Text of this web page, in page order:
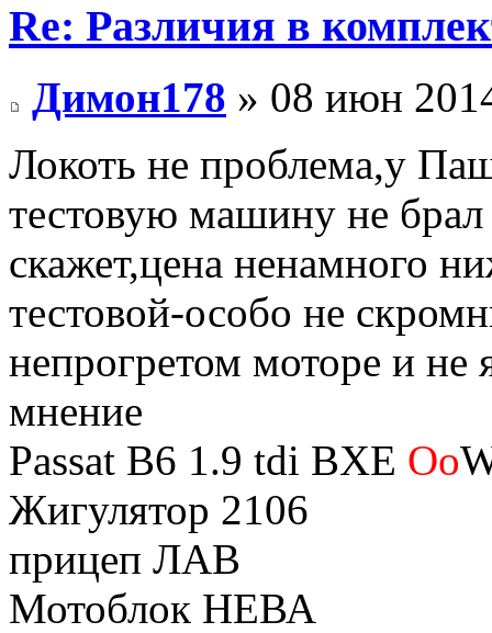
Re: Различия в
Димон178 » 08 июн
Локоть не проблема,у
тестовую машину не
скажет,цена ненамного
тестовой-особо не
непрогретом моторе и не
мнение
Passat B6 1.9 tdi BXE Oo
Жигулятор 2106
прицеп ЛАВ
Мотоблок НЕВА